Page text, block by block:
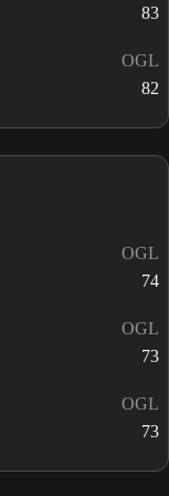
83
OGL
82
OGL
74
OGL
73
OGL
73